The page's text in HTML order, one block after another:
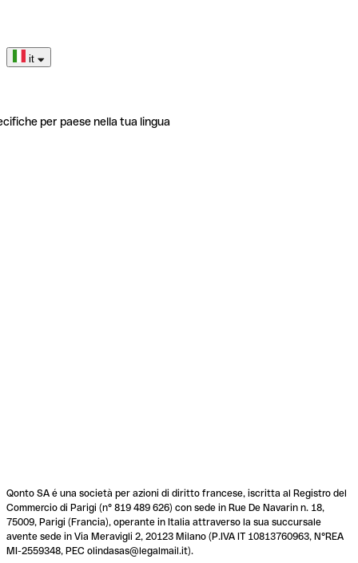
it
per paese nella tua lingua
Qonto SA é una società per azioni di diritto francese, iscritta al Registro del
Commercio di Parigi (n° 819 489 626) con sede in Rue De Navarin n. 18,
75009, Parigi (Francia), operante in Italia attraverso la sua succursale
avente sede in Via Meravigli 2, 20123 Milano (P.IVA IT 10813760963, N°REA
MI-2559348, PEC olindasas@legalmail.it).